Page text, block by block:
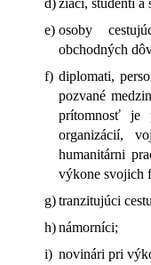
d)žiaci, študenti a
e) osoby
obchodných
f) diplomati,
pozvané
prítomnosť je
organizácií,
humanitárni
výkone svojich
g)tranzitujúci
h)námorníci;
i) novinári pri